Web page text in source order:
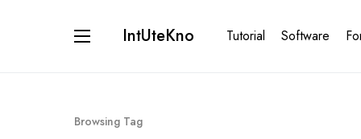
IntUteKno Tutorial Software
Browsing Tag